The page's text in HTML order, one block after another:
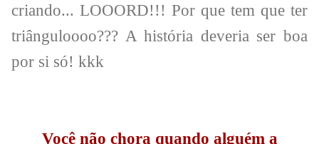
criando... LOOORD!!! Por que tem que ter
triânguloooo??? A história deveria ser boa
por si só! kkk
Você não chora quando alguém a